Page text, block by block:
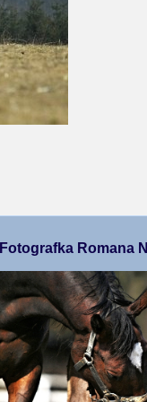
Fotografka Romana